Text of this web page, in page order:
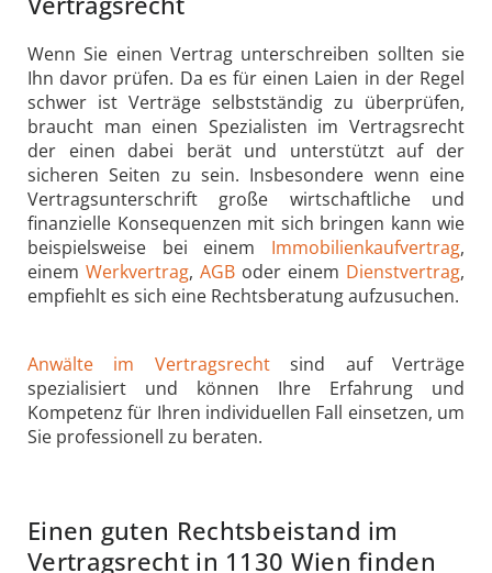
Wenn Sie einen Vertrag unterschreiben sollten sie
Ihn davor prüfen. Da es für einen Laien in der Regel
schwer ist Verträge selbstständig zu überprüfen,
braucht man einen Spezialisten im Vertragsrecht
der einen dabei berät und unterstützt auf der
sicheren Seiten zu sein. Insbesondere wenn eine
Vertragsunterschrift große wirtschaftliche und
finanzielle Konsequenzen mit sich bringen kann wie
beispielsweise bei einem Immobilienkaufvertrag,
einem Werkvertrag, AGB oder einem Dienstvertrag,
empfiehlt es sich eine Rechtsberatung aufzusuchen.
Anwälte im Vertragsrechtsind auf Verträge
spezialisiert und können Ihre Erfahrung und
Kompetenz für Ihren individuellen Fall einsetzen, um
Sie professionell zu beraten.
Einen guten Rechtsbeistand im
Vertragsrecht in 1130 Wien finden